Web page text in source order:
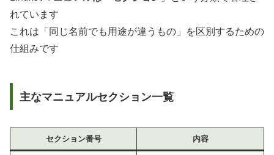
れています
これは「同じ名前でも用途が違うもの」を区別するための
仕組みです
主なマニュアルセクション一覧
セクション番号 内容